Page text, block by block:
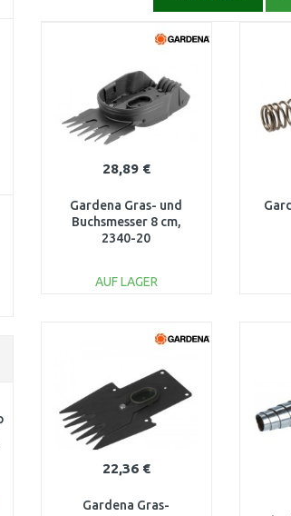
28,89 €
Gardena Gras- und
Buchsmesser 8 cm,
2340-20
AUF LAGER
22,36 €
Gardena Gras-